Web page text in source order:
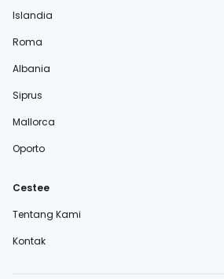
Islandia
Roma
Albania
Siprus
Mallorca
Oporto
Cestee
Tentang Kami
Kontak